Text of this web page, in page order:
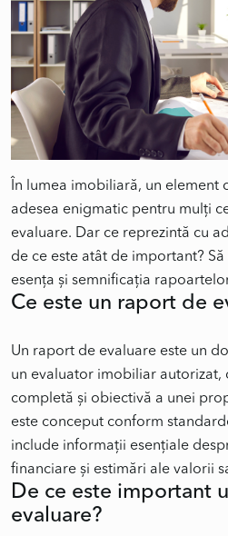
În lumea imobiliară, un element
adesea enigmatic pentru mulți
evaluare. Dar ce reprezintă cu
de ce este atât de important?
Ce este un raport de
Un raport de evaluare este un
un evaluator imobiliar autorizat,
completă și obiectivă a unei
este conceput conform
include informații esențiale
De ce este important
evaluare?